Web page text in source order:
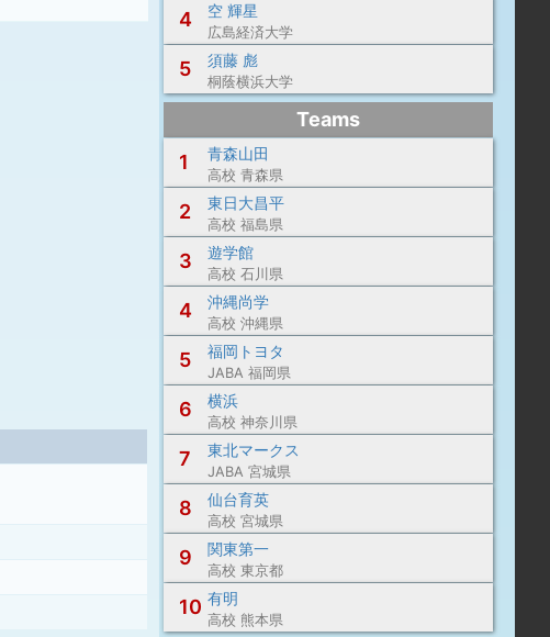
4 空 輝星
広島経済大学
5 須藤 彪
桐蔭横浜大学
Teams
1
青森山田
高校 青森県
2 東日大昌平
高校 福島県
3 遊学館
高校 石川県
4 沖縄尚学
高校 沖縄県
5 福岡トヨタ
JABA 福岡県
6 横浜
高校 神奈川県
7 東北マークス
JABA 宮城県
8 仙台育英
高校 宮城県
9 関東第一
高校 東京都
10 有明
高校 熊本県